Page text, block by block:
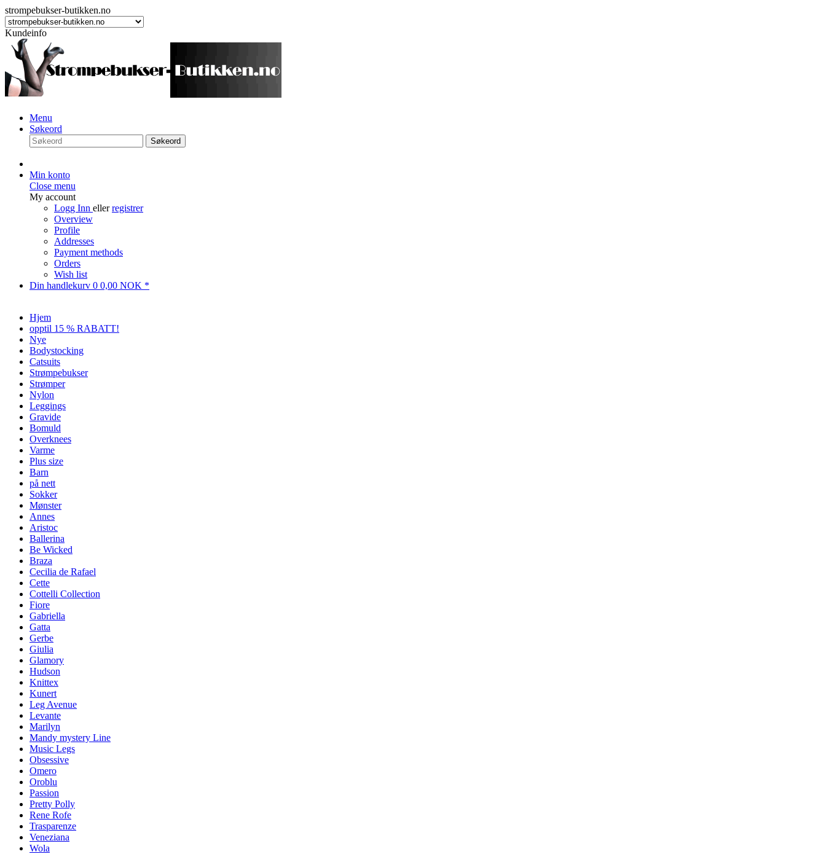
strompebukser-butikken.no
Kundeinfo
Menu
Søkeord
Søkeord
Min konto
Close menu
My account
Logg Inn ellerregistrer
Overview
Profile
Addresses
Payment methods
Orders
Wish list
Din handlekurv 0 0,00 NOK *
Hjem
opptil 15 % RABATT!
Nye
Bodystocking
Catsuits
Strømpebukser
Strømper
Nylon
Leggings
Gravide
Bomuld
Overknees
Varme
Plus size
Barn
på nett
Sokker
Mønster
Annes
Aristoc
Ballerina
Be Wicked
Braza
Cecilia de Rafael
Cette
Cottelli Collection
Fiore
Gabriella
Gatta
Gerbe
Giulia
Glamory
Hudson
Knittex
Kunert
Leg Avenue
Levante
Marilyn
Mandy mystery Line
Music Legs
Obsessive
Omero
Oroblu
Passion
Pretty Polly
Rene Rofe
Trasparenze
Veneziana
Wola